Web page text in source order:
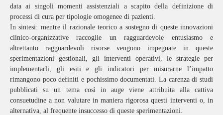
data ai singoli momenti assistenziali a scapito della definizione di
processi di cura per tipologie omogenee di pazienti.
In sintesi: mentre il razionale teorico a sostegno di queste innovazioni
clinico-organizzative raccoglie un ragguardevole entusiasmo e
altrettanto ragguardevoli risorse vengono impegnate in queste
sperimentazioni gestionali, gli interventi operativi, le strategie per
implementarli, gli esiti e gli indicatori per misurarne l’impatto
rimangono poco definiti e pochissimo documentati. La carenza di studi
pubblicati su un tema così in auge viene attribuita alla cattiva
consuetudine a non valutare in maniera rigorosa questi interventi o, in
alternativa, al frequente insuccesso di queste sperimentazioni.